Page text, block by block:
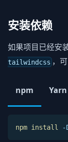
安装依赖
如果项目已经安
tailwindcss ，
npm Yarn
npm install -